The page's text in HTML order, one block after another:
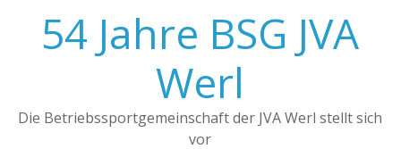
springen54 Jahre BSG JVA
Werl
Die Betriebssportgemeinschaft der JVA Werl stellt sich
vor